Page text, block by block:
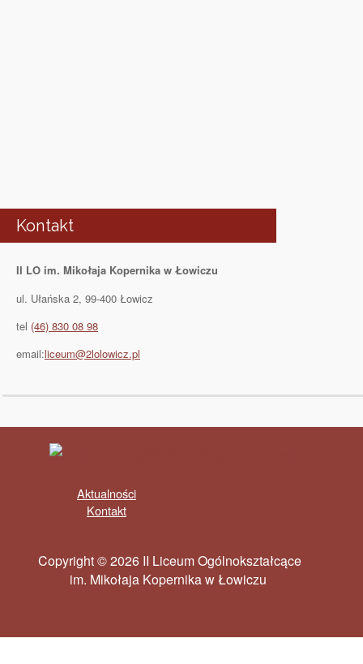
Kontakt
II LO im. Mikołaja Kopernika w Łowiczu
ul. Ułańska 2, 99-400 Łowicz
tel (46) 830 08 98
email:liceum@2lolowicz.pl
Aktualności
Kontakt
Copyright © 2026 II Liceum Ogólnokształcące
im. Mikołaja Kopernika w Łowiczu